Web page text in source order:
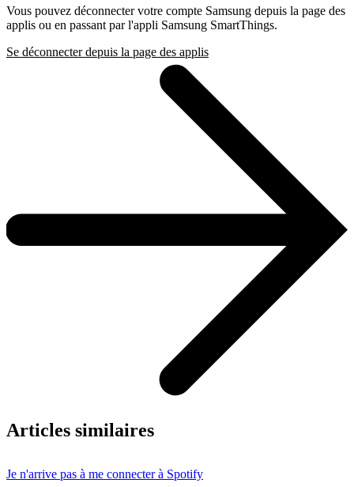
Vous pouvez déconnecter votre compte Samsung depuis la page des
applis ou en passant par l'appli Samsung SmartThings.
Se déconnecter depuis la page des applis
Articles similaires
Je n'arrive pas à me connecter à Spotify